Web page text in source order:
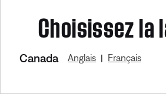
Dimensions
complète des conditions générales.
modifiée sans préavis. Vous pouvez vous
notre bulletin électronique à tout
Choisissez la
Canada Anglais | Français